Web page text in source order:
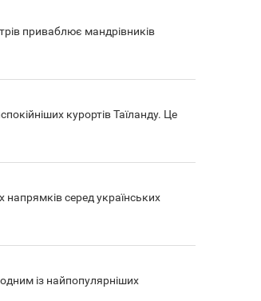
приваблює мандрівників
курортів Таїланду. Це
напрямків серед українських
із найпопулярніших